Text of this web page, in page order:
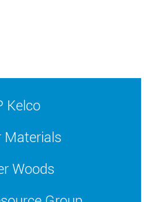
Kelco
Materials
Woods